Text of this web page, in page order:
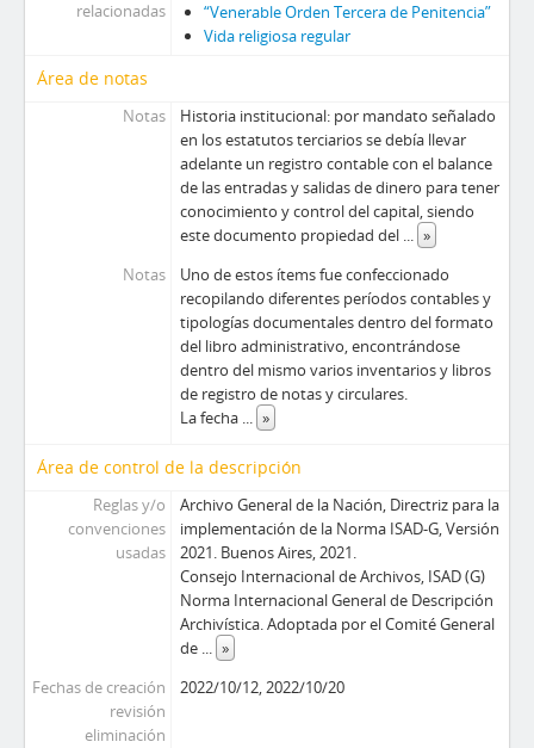
relacionadas
“Venerable Orden Tercera de Penitencia”
Vida religiosa regular
Área de notas
Notas
Historia institucional: por mandato señalado
en los estatutos terciarios se debía llevar
adelante un registro contable con el balance
de las entradas y salidas de dinero para tener
conocimiento y control del capital, siendo
este documento propiedad del ... »
Notas
Uno de estos ítems fue confeccionado
recopilando diferentes períodos contables y
tipologías documentales dentro del formato
del libro administrativo, encontrándose
dentro del mismo varios inventarios y libros
de registro de notas y circulares.
La fecha ... »
Área de control de la descripción
Reglas y/o
convenciones
usadas
Archivo General de la Nación, Directriz para la
implementación de la Norma ISAD-G, Versión
2021. Buenos Aires, 2021.
Consejo Internacional de Archivos, ISAD (G)
Norma Internacional General de Descripción
Archivística. Adoptada por el Comité General
de ... »
Fechas de creación
revisión
eliminación
2022/10/12, 2022/10/20